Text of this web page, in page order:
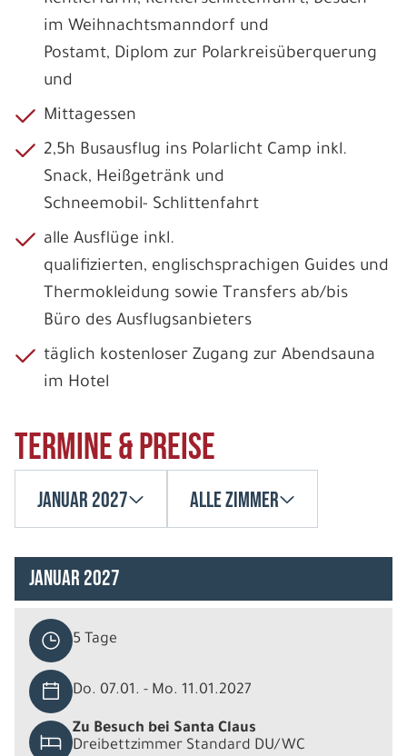
im Weihnachtsmanndorf und
Postamt, Diplom zur Polarkreisüberquerung
und
Mittagessen
2,5h Busausflug ins Polarlicht Camp inkl.
Snack, Heißgetränk und
Schneemobil- Schlittenfahrt
alle Ausflüge inkl.
qualifizierten, englischsprachigen Guides und
Thermokleidung sowie Transfers ab/bis
Büro des Ausflugsanbieters
täglich kostenloser Zugang zur Abendsauna
im Hotel
Termine & Preise
Januar 2027 Alle Zimmer
Januar 2027
5 Tage
Do. 07.01. - Mo. 11.01.2027
Zu Besuch bei Santa Claus
Dreibettzimmer Standard DU/WC